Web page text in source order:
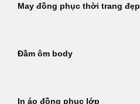
May đồng phục thời trang đẹp
Đầm ôm body
In áo đồng phục lớp